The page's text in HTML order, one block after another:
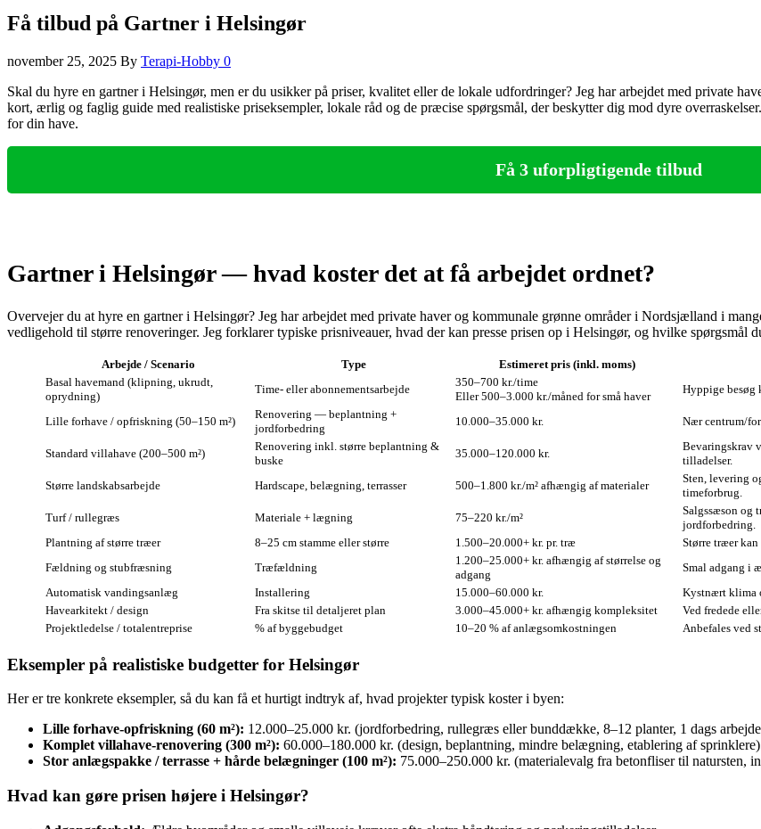
Få tilbud på Gartner i Helsingør
november 25, 2025 By Terapi-Hobby 0
Skal du hyre en gartner i Helsingør, men er du usikker på priser, kvalitet eller de lokale udfordringer? Jeg har arbejdet med private
kort, ærlig og faglig guide med realistiske priseksempler, lokale råd og de præcise spørgsmål, der beskytter dig mod dyre
for din have.
Få 3 uforpligtigende tilbud
Gartner i Helsingør — hvad koster det at få arbejdet ordnet?
Overvejer du at hyre en gartner i Helsingør? Jeg har arbejdet med private haver og kommunale grønne områder i Nordsjælland i
vedligehold til større renoveringer. Jeg forklarer typiske prisniveauer, hvad der kan presse prisen op i Helsingør, og hvilke spørgsmål
Arbejde / Scenario Type Estimeret pris (inkl. moms)
Basal havemand (klipning, ukrudt,
oprydning)
Time- eller abonnementsarbejde
350–700 kr./time
Eller 500–3.000 kr./måned for små haver
Hyppige besøg
Lille forhave / opfriskning (50–150 m²)
Renovering — beplantning +
jordforbedring
10.000–35.000 kr. Nær centrum/
Standard villahave (200–500 m²)
Renovering inkl. større beplantning &
buske
35.000–120.000 kr.
Bevaringskrav
tilladelser.
Større landskabsarbejde
Hardscape, belægning, terrasser 500–1.800 kr./m² afhængig af materialer
Sten, levering
timeforbrug.
Turf / rullegræs
Materiale + lægning 75–220 kr./m²
Salgssæson og
jordforbedring.
Plantning af større træer
8–25 cm stamme eller større 1.500–20.000+ kr. pr. træ
Større træer
Fældning og stubfræsning
Træfældning
1.200–25.000+ kr. afhængig af størrelse og
adgang
Smal adgang i
Automatisk vandingsanlæg
Installering 15.000–60.000 kr.
Kystnært klima
Havearkitekt / design
Fra skitse til detaljeret plan 3.000–45.000+ kr. afhængig kompleksitet
Ved fredede
Projektledelse / totalentreprise
% af byggebudget 10–20 % af anlægsomkostningen Anbefales ved
Eksempler på realistiske budgetter for Helsingør
Her er tre konkrete eksempler, så du kan få et hurtigt indtryk af, hvad projekter typisk koster i byen:
Lille forhave-opfriskning (60 m²): 12.000–25.000 kr. (jordforbedring, rullegræs eller bunddække, 8–12 planter, 1 dags
Komplet villahave-renovering (300 m²): 60.000–180.000 kr. (design, beplantning, mindre belægning, etablering af
Stor anlægspakke / terrasse + hårde belægninger (100 m²): 75.000–250.000 kr. (materialevalg fra betonfliser til natursten,
Hvad kan gøre prisen højere i Helsingør?